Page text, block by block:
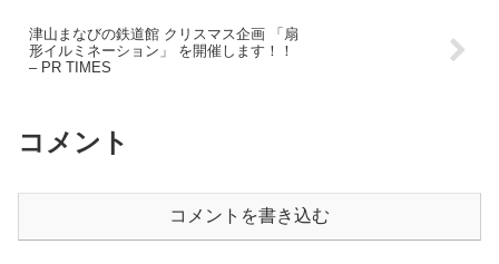
津山まなびの鉄道館 クリスマス企画 「扇
形イルミネーション」 を開催します！！
– PR TIMES
コメント
コメントを書き込む